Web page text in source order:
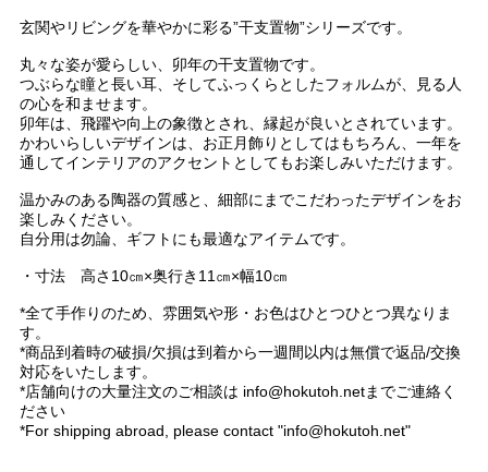
玄関やリビングを華やかに彩る”干支置物”シリーズです。
丸々な姿が愛らしい、卯年の干支置物です。
つぶらな瞳と長い耳、そしてふっくらとしたフォルムが、見る人
の心を和ませます。
卯年は、飛躍や向上の象徴とされ、縁起が良いとされています。
かわいらしいデザインは、お正月飾りとしてはもちろん、一年を
通してインテリアのアクセントとしてもお楽しみいただけます。
温かみのある陶器の質感と、細部にまでこだわったデザインをお
楽しみください。
自分用は勿論、ギフトにも最適なアイテムです。
・寸法 高さ10㎝×奥行き11㎝×幅10㎝
*全て手作りのため、雰囲気や形・お色はひとつひとつ異なりま
す。
*商品到着時の破損/欠損は到着から一週間以内は無償で返品/交換
対応をいたします。
*店舗向けの大量注文のご相談は info@hokutoh.netまでご連絡く
ださい
*For shipping abroad, please contact "info@hokutoh.net"